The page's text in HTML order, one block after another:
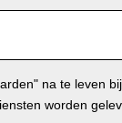
na te leven
worden